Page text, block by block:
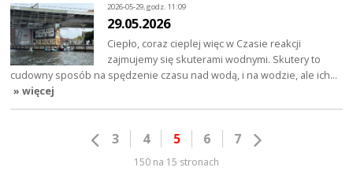
2026-05-29, godz. 11:09
29.05.2026
Ciepło, coraz cieplej więc w Czasie reakcji
zajmujemy się skuterami wodnymi. Skutery to
cudowny sposób na spędzenie czasu nad wodą, i na wodzie, ale ich…
» więcej
3 4 5 6 7
150 na 15 stronach